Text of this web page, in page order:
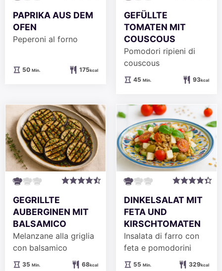
PAPRIKA AUS DEM
OFEN
Peperoni al forno
50Minuten
Min. 175kcal
GEFÜLLTE
TOMATEN MIT
COUSCOUS
Pomodori ripieni di
couscous
45Minuten
Min. 93kcal
GEGRILLTE
AUBERGINEN MIT
BALSAMICO
Melanzane alla griglia
con balsamico
35Minuten
Min. 68kcal
DINKELSALAT MIT
FETA UND
KIRSCHTOMATEN
Insalata di farro con
feta e pomodorini
55Minuten
Min. 329kcal